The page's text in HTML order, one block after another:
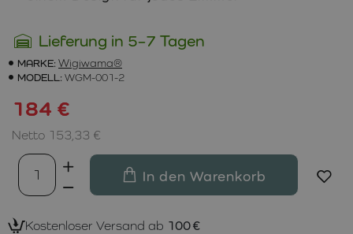
Lieferung in 5–7 Tagen
MARKE: Wigiwama®
MODELL: WGM-001-2
184 €
Netto 153,33 €
In den Warenkorb
Kostenloser Versand ab 100 €